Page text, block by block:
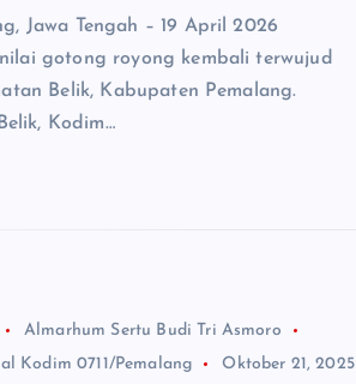
Jawa Tengah – 19 April 2026
gotong royong kembali terwujud
Belik, Kabupaten Pemalang.
Kodim…
Almarhum Sertu Budi Tri Asmoro
Kodim 0711/Pemalang
Oktober 21, 2025